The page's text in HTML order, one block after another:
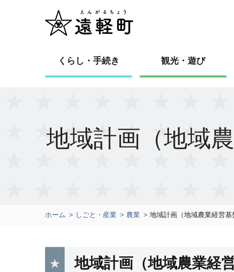
くらし・手続き 観光・遊び
地域計画（地域
ホーム しごと・産業 農業 地域計画（地域農業経営
地域計画（地域農業経